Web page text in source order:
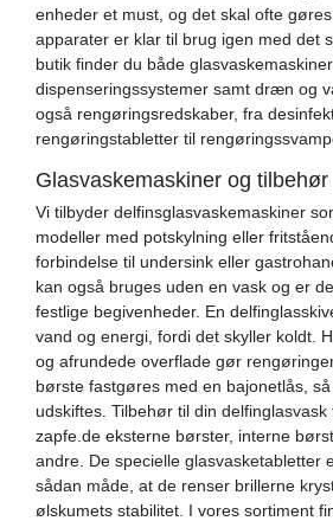
enheder et must, og det skal ofte
apparater er klar til brug igen med det
butik finder du både
dispenseringssystemer samt dræn og
også rengøringsredskaber, fra
rengøringstabletter til
Glasvaskemaskiner og tilbehør
Vi tilbyder delfinsglasvaskemaskiner
modeller med potskylning eller
forbindelse til undersink eller
kan også bruges uden en vask og er
festlige begivenheder. En
vand og energi, fordi det skyller koldt.
og afrundede overflade gør
børste fastgøres med en bajonetlås,
udskiftes. Tilbehør til din
zapfe.de eksterne børster, interne
andre. De specielle glasvasketabletter
sådan måde, at de renser brillerne
ølskumets stabilitet. I vores sortiment